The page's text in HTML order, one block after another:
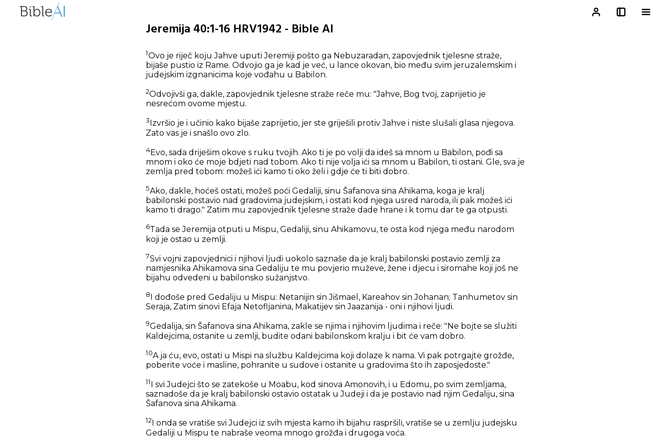
Jeremija 40:1-16 HRV1942 - Bible AI
1Ovo je riječ koju Jahve uputi Jeremiji pošto ga Nebuzaradan, zapovjednik tjelesne straže,
bijaše pustio iz Rame. Odvojio ga je kad je već, u lance okovan, bio među svim jeruzalemskim i
judejskim izgnanicima koje vođahu u Babilon.
2Odvojivši ga, dakle, zapovjednik tjelesne straže reče mu: "Jahve, Bog tvoj, zaprijetio je
nesrećom ovome mjestu.
3 Izvršio je i učinio kako bijaše zaprijetio, jer ste griješili protiv Jahve i niste slušali glasa njegova.
Zato vas je i snašlo ovo zlo.
4Evo, sada driješim okove s ruku tvojih. Ako ti je po volji da ideš sa mnom u Babilon, pođi sa
mnom i oko će moje bdjeti nad tobom. Ako ti nije volja ići sa mnom u Babilon, ti ostani. Gle, sva je
zemlja pred tobom: možeš ići kamo ti oko želi i gdje će ti biti dobro.
5Ako, dakle, hoćeš ostati, možeš poći Gedaliji, sinu Šafanova sina Ahikama, koga je kralj
babilonski postavio nad gradovima judejskim, i ostati kod njega usred naroda, ili pak možeš ići
kamo ti drago." Zatim mu zapovjednik tjelesne straže dade hrane i k tomu dar te ga otpusti.
6Tada se Jeremija otputi u Mispu, Gedaliji, sinu Ahikamovu, te osta kod njega među narodom
koji je ostao u zemlji.
7Svi vojni zapovjednici i njihovi ljudi uokolo saznaše da je kralj babilonski postavio zemlji za
namjesnika Ahikamova sina Gedaliju te mu povjerio muževe, žene i djecu i siromahe koji još ne
bijahu odvedeni u babilonsko sužanjstvo.
8
I dođoše pred Gedaliju u Mispu: Netanijin sin Jišmael, Kareahov sin Johanan; Tanhumetov sin
Seraja, Zatim sinovi Efaja Netofljanina, Makatijev sin Jaazanija - oni i njihovi ljudi.
9Gedalija, sin Šafanova sina Ahikama, zakle se njima i njihovim ljudima i reče: "Ne bojte se služiti
Kaldejcima, ostanite u zemlji, budite odani babilonskom kralju i bit će vam dobro.
10A ja ću, evo, ostati u Mispi na službu Kaldejcima koji dolaze k nama. Vi pak potrgajte grožđe,
poberite voće i masline, pohranite u sudove i ostanite u gradovima što ih zaposjedoste."
11
I svi Judejci što se zatekoše u Moabu, kod sinova Amonovih, i u Edomu, po svim zemljama,
saznadoše da je kralj babilonski ostavio ostatak u Judeji i da je postavio nad njim Gedaliju, sina
Šafanova sina Ahikama.
12 I onda se vratiše svi Judejci iz svih mjesta kamo ih bijahu raspršili, vratiše se u zemlju judejsku
Gedaliji u Mispu te nabraše veoma mnogo grožđa i drugoga voća.